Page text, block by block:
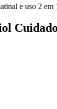
e uso 2 em